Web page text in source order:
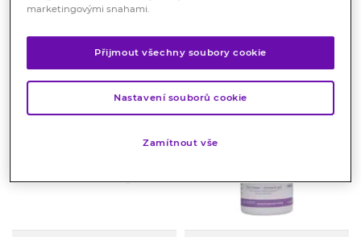
určené pro čištění, regeneraci
ošetřujících přípravků.
Neoplachuje se.
Skladem > 10 ks
119Kč 359Kč
marketingovými snahami.
Přijmout všechny soubory cookie
Nastavení souborů cookie
Zamítnout vše